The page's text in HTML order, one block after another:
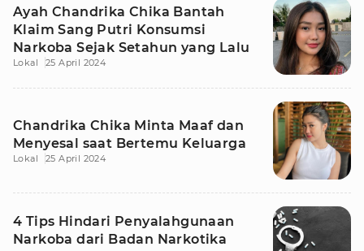
Ayah Chandrika Chika Bantah
Klaim Sang Putri Konsumsi
Narkoba Sejak Setahun yang Lalu
Lokal 25 April 2024
Chandrika Chika Minta Maaf dan
Menyesal saat Bertemu Keluarga
Lokal 25 April 2024
4 Tips Hindari Penyalahgunaan
Narkoba dari Badan Narkotika